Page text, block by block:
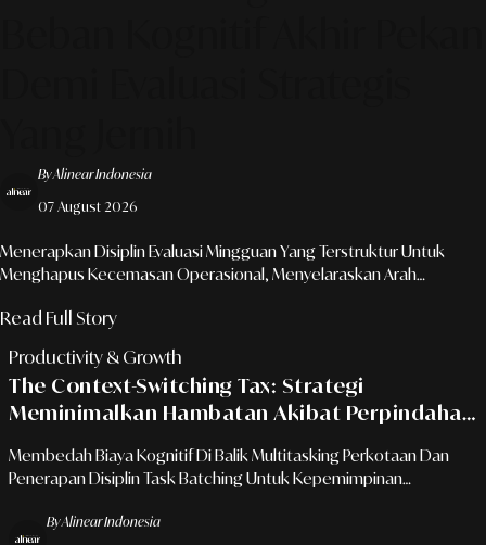
By Alinear Indonesia
07 August 2026
Menerapkan Disiplin Evaluasi Mingguan Yang Terstruktur Untuk
Menghapus Kecemasan Operasional, Menyelaraskan Arah
Read Full Story
Productivity & Growth
The Context-Switching Tax: Strategi
Meminimalkan Hambatan Akibat Perpindahan
Membedah Biaya Kognitif Di Balik Multitasking Perkotaan Dan
Penerapan Disiplin Task Batching Untuk Kepemimpinan
By Alinear Indonesia